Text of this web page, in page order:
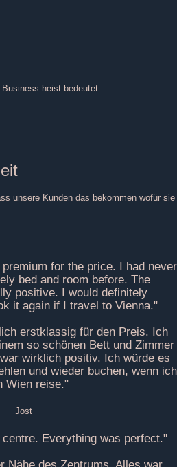
heist bedeutet
unsere Kunden das bekommen wofür sie
for the price. I had never
bed and room before. The
positive. I would definitely
it again if I travel to Vienna."
erstklassig für den Preis. Ich
so schönen Bett und Zimmer
wirklich positiv. Ich würde es
und wieder buchen, wenn ich
Wien reise."
Jost
Everything was perfect."
Nähe des Zentrums. Alles war